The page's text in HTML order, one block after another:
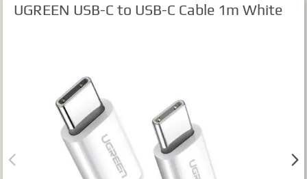
összes egyik sem
Termék kategóriák
Termék nevek
Termék leírások
UGREEN USB-C to USB-C Cable 1m White
 